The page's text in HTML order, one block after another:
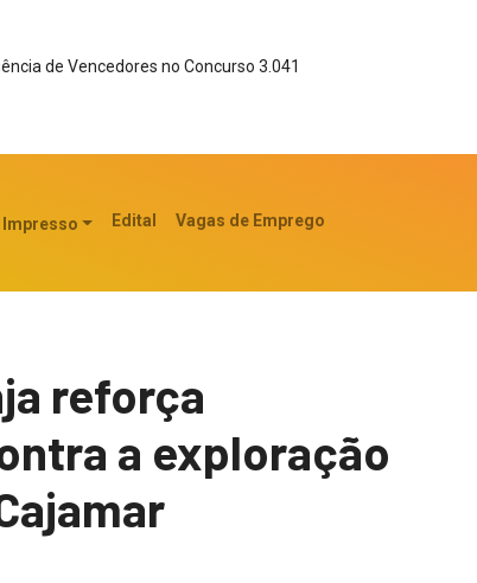
de Vencedores no Concurso 3.041
Edital Vagas de Emprego
reforça
a exploração